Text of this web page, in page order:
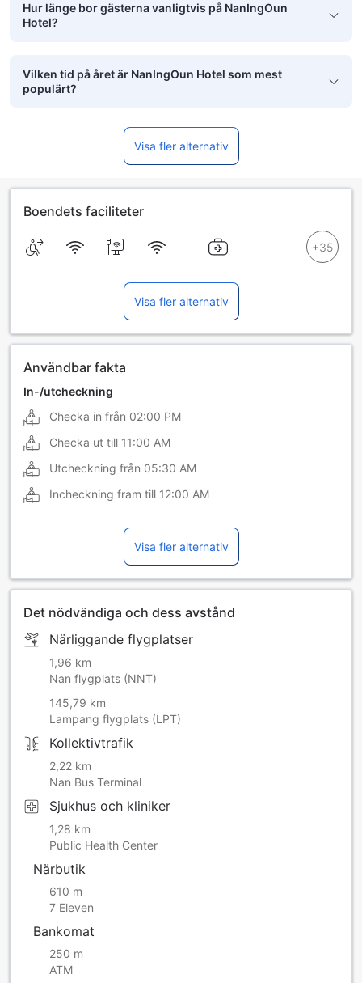
Hur länge bor gästerna vanligtvis på NanIngOun
Hotel?
Vilken tid på året är NanIngOun Hotel som mest
populärt?
Visa fler alternativ
Boendets faciliteter
Visa fler alternativ
Användbar fakta
In-/utcheckning
Checka in från 02:00 PM
Checka ut till 11:00 AM
Utcheckning från 05:30 AM
Incheckning fram till 12:00 AM
Visa fler alternativ
Det nödvändiga och dess avstånd
Närliggande flygplatser
1,96 km
Nan flygplats (NNT)
145,79 km
Lampang flygplats (LPT)
Kollektivtrafik
2,22 km
Nan Bus Terminal
Sjukhus och kliniker
1,28 km
Public Health Center
Närbutik
610 m
7 Eleven
Bankomat
250 m
ATM